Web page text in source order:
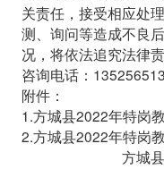
关责任，接受相应处
测、询问等造成不良
况，将依法追究法律责
咨询电话：
附件：
1.方城县2022年特岗
2.方城县2022年特岗
方城